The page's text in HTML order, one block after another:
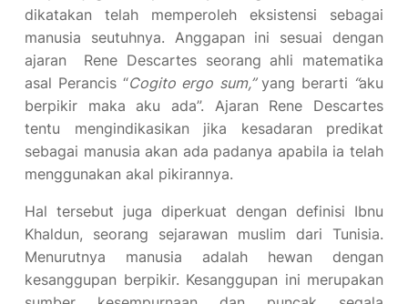
dikatakan telah memperoleh eksistensi sebagai
manusia seutuhnya. Anggapan ini sesuai dengan
ajaran Rene Descartes seorang ahli matematika
asal Perancis “Cogito ergo sum,” yang berarti “aku
berpikir maka aku ada”. Ajaran Rene Descartes
tentu mengindikasikan jika kesadaran predikat
sebagai manusia akan ada padanya apabila ia telah
menggunakan akal pikirannya.
Hal tersebut juga diperkuat dengan definisi Ibnu
Khaldun, seorang sejarawan muslim dari Tunisia.
Menurutnya manusia adalah hewan dengan
kesanggupan berpikir. Kesanggupan ini merupakan